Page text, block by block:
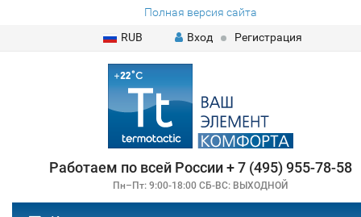
Полная версия сайта
RUB
Вход Регистрация
Работаем по всей России + 7 (495) 955-78-58
Пн–Пт: 9:00-18:00 СБ-ВС: ВЫХОДНОЙ